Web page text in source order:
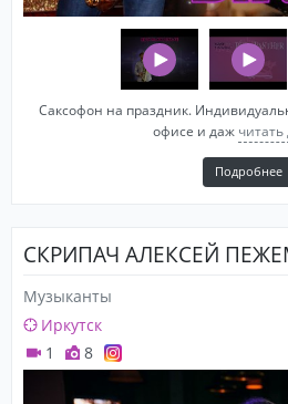
Саксофон на праздник.
офисе и даж
Подробнее
СКРИПАЧ АЛЕКСЕЙ
Музыканты
Иркутск
1
8